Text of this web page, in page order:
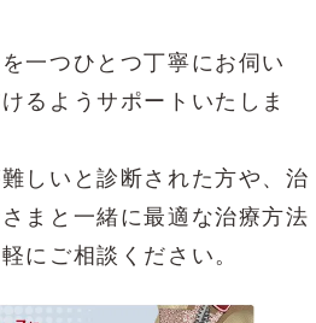
一つひとつ丁寧にお伺い
るようサポートいたしま
しいと診断された方や、治
まと一緒に最適な治療方法
にご相談ください。